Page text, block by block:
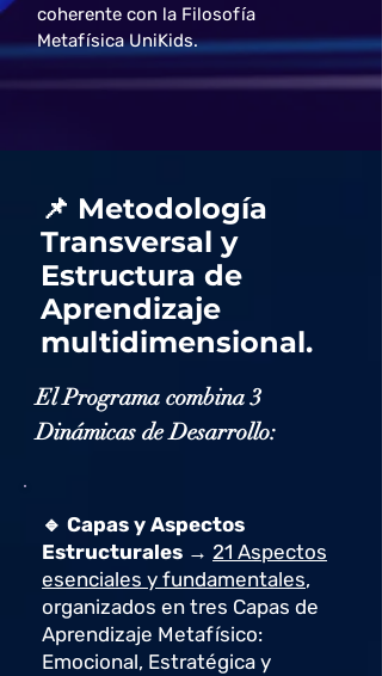
coherente con la Filosofía
Metafísica UniKids.
📌 Metodología
Transversal y
Estructura de
Aprendizaje
multidimensional.
El Programa combina 3
Dinámicas de Desarrollo:
🔹 Capas y Aspectos
Estructurales → 21 Aspectos
esenciales y fundamentales,
organizados en tres Capas de
Aprendizaje Metafísico:
Emocional, Estratégica y